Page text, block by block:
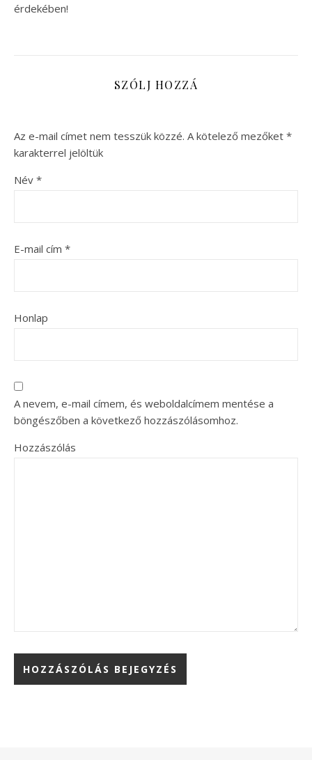
érdekében!
SZÓLJ HOZZÁ
Az e-mail címet nem tesszük közzé. A kötelező mezőket *
karakterrel jelöltük
Név *
E-mail cím *
Honlap
A nevem, e-mail címem, és weboldalcímem mentése a
böngészőben a következő hozzászólásomhoz.
Hozzászólás